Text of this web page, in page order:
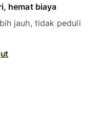
hemat biaya
jauh, tidak peduli